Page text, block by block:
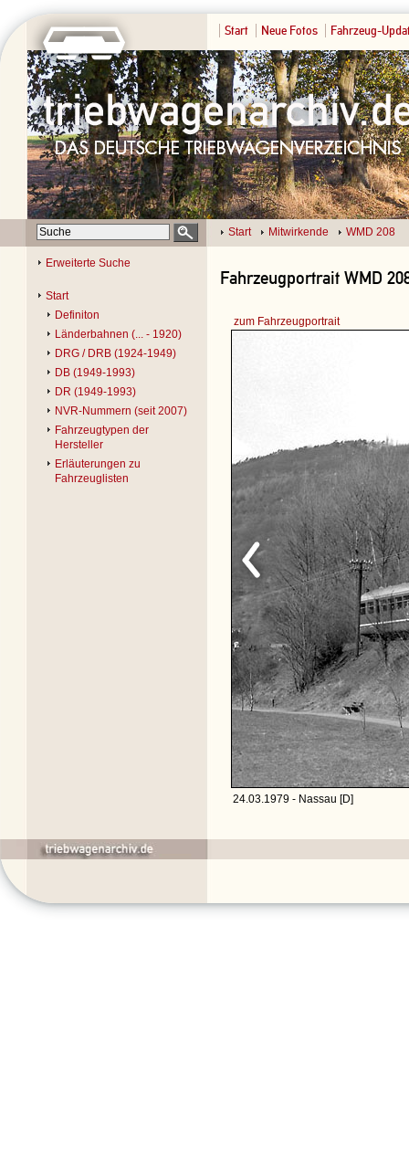
Start Neue Fotos Fahrzeug-
Start Mitwirkende WMD 208
Erweiterte Suche
Start
Definiton
Länderbahnen (... - 1920)
DRG / DRB (1924-1949)
DB (1949-1993)
DR (1949-1993)
NVR-Nummern (seit 2007)
Fahrzeugtypen der
Hersteller
Erläuterungen zu
Fahrzeuglisten
Fahrzeugportrait WMD
zum Fahrzeugportrait
24.03.1979 - Nassau [D]